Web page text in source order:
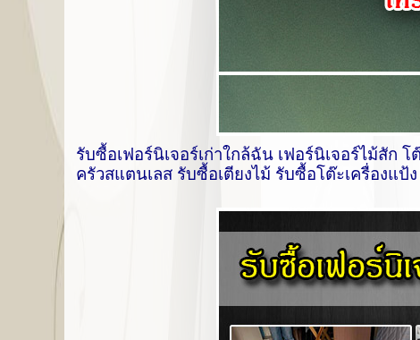
รับซื้อเฟอร์นิเจอร์เก่าใกล้ฉันเฟอร์นิเจอร์ไม้สัก โ
ครัวสแตนเลส รับซื้อเตียงไม้ รับซื้อโต๊ะเครื่องแป้